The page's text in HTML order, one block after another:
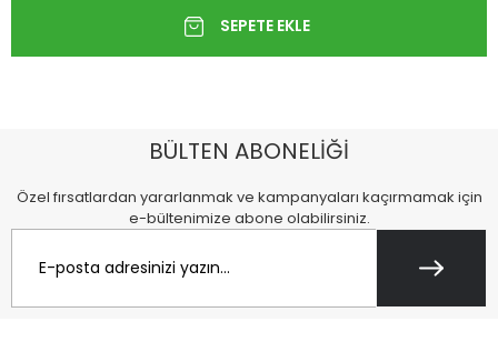
BÜLTEN ABONELİĞİ
Özel fırsatlardan yararlanmak ve kampanyaları kaçırmamak için
e-bültenimize abone olabilirsiniz.